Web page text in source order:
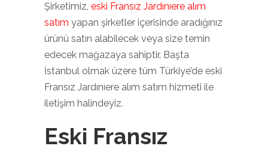
Şirketimiz, eski Fransız Jardınıere alım
satım yapan şirketler içerisinde aradığınız
ürünü satın alabilecek veya size temin
edecek mağazaya sahiptir. Başta
İstanbul olmak üzere tüm Türkiye’de eski
Fransız Jardınıere alım satım hizmeti ile
iletişim halindeyiz.
Eski Fransız